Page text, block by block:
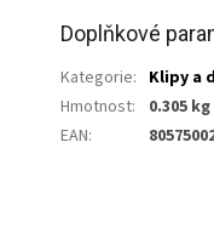
Doplňkové
Kategorie: Klipy a
Hmotnost:
0.305 kg
EAN: